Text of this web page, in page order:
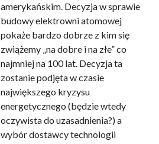
amerykańskim. Decyzja w sprawie
budowy elektrowni atomowej
pokaże bardzo dobrze z kim się
zwiążemy „na dobre i na złe” co
najmniej na 100 lat. Decyzja ta
zostanie podjęta w czasie
największego kryzysu
energetycznego (będzie wtedy
oczywista do uzasadnienia?) a
wybór dostawcy technologii